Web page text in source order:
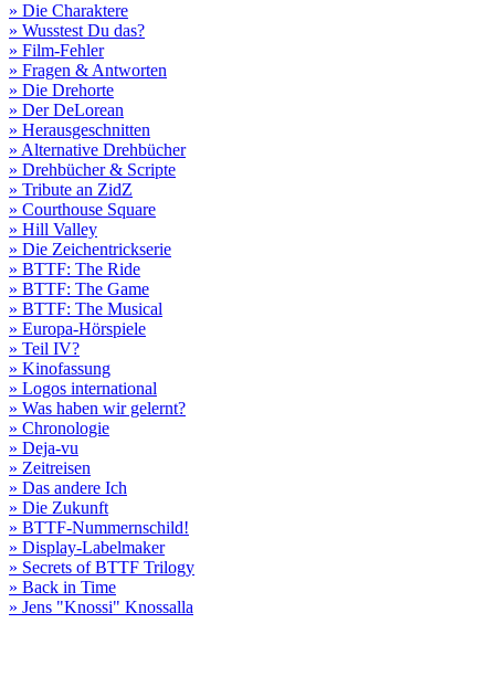
» Die Charaktere
» Wusstest Du das?
» Film-Fehler
» Fragen & Antworten
» Die Drehorte
» Der DeLorean
» Herausgeschnitten
» Alternative Drehbücher
» Drehbücher & Scripte
» Tribute an ZidZ
» Courthouse Square
» Hill Valley
» Die Zeichentrickserie
» BTTF: The Ride
» BTTF: The Game
» BTTF: The Musical
» Europa-Hörspiele
» Teil IV?
» Kinofassung
» Logos international
» Was haben wir gelernt?
» Chronologie
» Deja-vu
» Zeitreisen
» Das andere Ich
» Die Zukunft
» BTTF-Nummernschild!
» Display-Labelmaker
» Secrets of BTTF Trilogy
» Back in Time
» Jens "Knossi" Knossalla